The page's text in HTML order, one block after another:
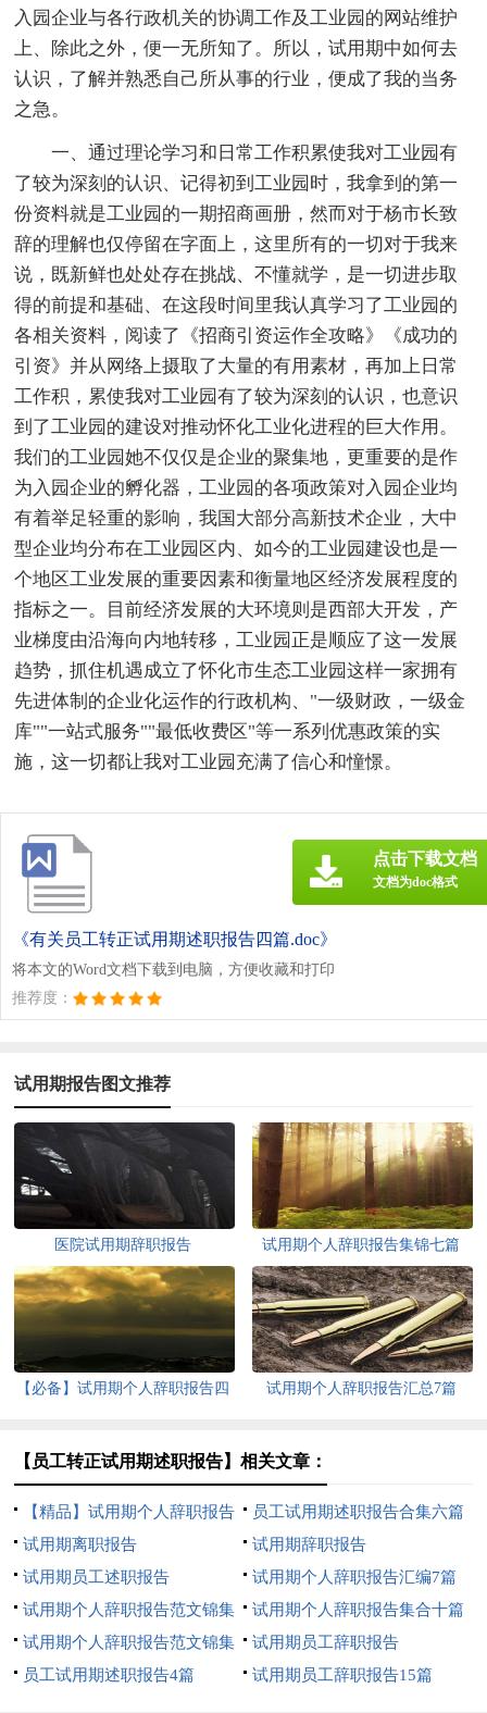
入园企业与各行政机关的协调工作及工业园的网站维护
上、除此之外，便一无所知了。所以，试用期中如何去
认识，了解并熟悉自己所从事的行业，便成了我的当务
之急。
一、通过理论学习和日常工作积累使我对工业园有
了较为深刻的认识、记得初到工业园时，我拿到的第一
份资料就是工业园的一期招商画册，然而对于杨市长致
辞的理解也仅停留在字面上，这里所有的一切对于我来
说，既新鲜也处处存在挑战、不懂就学，是一切进步取
得的前提和基础、在这段时间里我认真学习了工业园的
各相关资料，阅读了《招商引资运作全攻略》《成功的
引资》并从网络上摄取了大量的有用素材，再加上日常
工作积，累使我对工业园有了较为深刻的认识，也意识
到了工业园的建设对推动怀化工业化进程的巨大作用。
我们的工业园她不仅仅是企业的聚集地，更重要的是作
为入园企业的孵化器，工业园的各项政策对入园企业均
有着举足轻重的影响，我国大部分高新技术企业，大中
型企业均分布在工业园区内、如今的工业园建设也是一
个地区工业发展的重要因素和衡量地区经济发展程度的
指标之一。目前经济发展的大环境则是西部大开发，产
业梯度由沿海向内地转移，工业园正是顺应了这一发展
趋势，抓住机遇成立了怀化市生态工业园这样一家拥有
先进体制的企业化运作的行政机构、"一级财政，一级金
库""一站式服务""最低收费区"等一系列优惠政策的实
施，这一切都让我对工业园充满了信心和憧憬。
《有关员工转正试用期述职报告四篇.doc》
将本文的Word文档下载到电脑，方便收藏和打印
推荐度：
点击下载文档
文档为doc格式
试用期报告图文推荐
医院试用期辞职报告 试用期个人辞职报告集锦七篇
【必备】试用期个人辞职报告四
试用期个人辞职报告汇总7篇
【员工转正试用期述职报告】相关文章：
【精品】试用期个人辞职报告
3篇
员工试用期述职报告合集六篇
试用期离职报告
试用期辞职报告
试用期员工述职报告
试用期个人辞职报告汇编7篇
试用期个人辞职报告范文锦集
五篇
试用期个人辞职报告集合十篇
试用期个人辞职报告范文锦集
9篇
试用期员工辞职报告
员工试用期述职报告4篇
试用期员工辞职报告15篇